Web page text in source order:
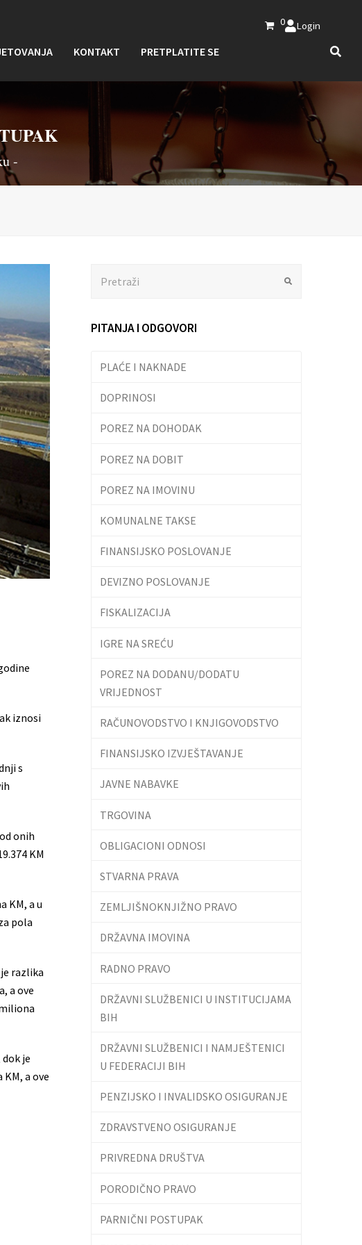
0 Login
KONTAKT PRETPLATITE SE
-
iznosi
s
onih
KM
KM, a u
pola
razlika
a ove
je
a ove
PITANJA I ODGOVORI
PLAĆE I NAKNADE
DOPRINOSI
POREZ NA DOHODAK
POREZ NA DOBIT
POREZ NA IMOVINU
KOMUNALNE TAKSE
FINANSIJSKO POSLOVANJE
DEVIZNO POSLOVANJE
FISKALIZACIJA
IGRE NA SREĆU
POREZ NA DODANU/DODATU
VRIJEDNOST
RAČUNOVODSTVO I KNJIGOVODSTVO
FINANSIJSKO IZVJEŠTAVANJE
JAVNE NABAVKE
TRGOVINA
OBLIGACIONI ODNOSI
STVARNA PRAVA
ZEMLJIŠNOKNJIŽNO PRAVO
DRŽAVNA IMOVINA
RADNO PRAVO
DRŽAVNI SLUŽBENICI U INSTITUCIJAMA
BIH
DRŽAVNI SLUŽBENICI I NAMJEŠTENICI
U FEDERACIJI BIH
PENZIJSKO I INVALIDSKO OSIGURANJE
ZDRAVSTVENO OSIGURANJE
PRIVREDNA DRUŠTVA
PORODIČNO PRAVO
PARNIČNI POSTUPAK